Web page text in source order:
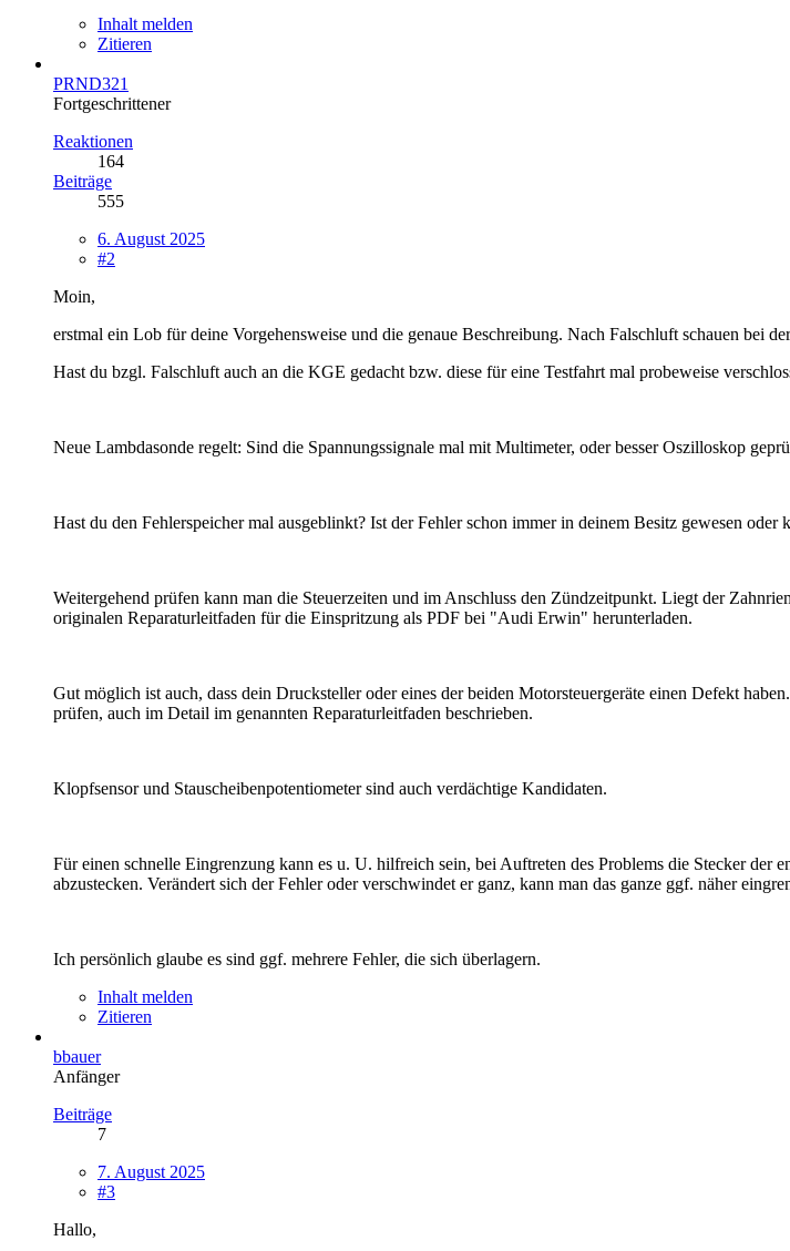
Inhalt melden
Zitieren
PRND321
Fortgeschrittener
Reaktionen
164
Beiträge
555
6. August 2025
#2
Moin,
erstmal ein Lob für deine Vorgehensweise und die genaue Beschreibung. Nach Falschluft schauen bei
Hast du bzgl. Falschluft auch an die KGE gedacht bzw. diese für eine Testfahrt mal probeweise
Neue Lambdasonde regelt: Sind die Spannungssignale mal mit Multimeter, oder besser Oszilloskop
Hast du den Fehlerspeicher mal ausgeblinkt? Ist der Fehler schon immer in deinem Besitz gewesen oder
Weitergehend prüfen kann man die Steuerzeiten und im Anschluss den Zündzeitpunkt. Liegt der
originalen Reparaturleitfaden für die Einspritzung als PDF bei "Audi Erwin" herunterladen.
Gut möglich ist auch, dass dein Drucksteller oder eines der beiden Motorsteuergeräte einen Defekt
prüfen, auch im Detail im genannten Reparaturleitfaden beschrieben.
Klopfsensor und Stauscheibenpotentiometer sind auch verdächtige Kandidaten.
Für einen schnelle Eingrenzung kann es u. U. hilfreich sein, bei Auftreten des Problems die Stecker der
abzustecken. Verändert sich der Fehler oder verschwindet er ganz, kann man das ganze ggf. näher
Ich persönlich glaube es sind ggf. mehrere Fehler, die sich überlagern.
Inhalt melden
Zitieren
bbauer
Anfänger
Beiträge
7
7. August 2025
#3
Hallo,